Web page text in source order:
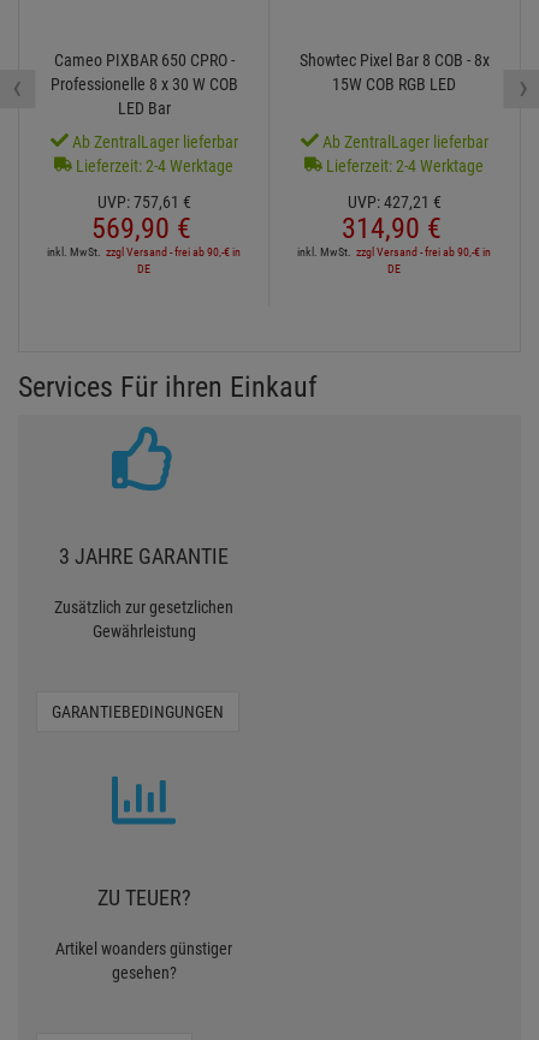
Cameo PIXBAR 650 CPRO -
Professionelle 8 x 30 W COB
LED Bar
Ab ZentralLager lieferbar
Lieferzeit: 2-4 Werktage
UVP:757,61 €
569,90 €
inkl. MwSt. zzgl Versand - frei ab 90,-€ in
DE
Showtec Pixel Bar 8 COB - 8x
15W COB RGB LED
Ab ZentralLager lieferbar
Lieferzeit: 2-4 Werktage
UVP:427,21 €
314,90 €
inkl. MwSt. zzgl Versand - frei ab 90,-€ in
DE
‹ ›
Services Für ihren Einkauf
3 JAHRE GARANTIE
Zusätzlich zur gesetzlichen
Gewährleistung
GARANTIEBEDINGUNGEN
ZU TEUER?
Artikel woanders günstiger
gesehen?